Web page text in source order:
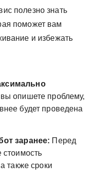
полезно знать
поможет вам
и избежать
опишете проблему,
будет проведена
заранее: Перед
стоимость
также сроки